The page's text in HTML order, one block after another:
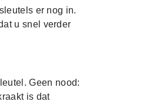
er nog in.
u snel verder
Geen nood:
is dat